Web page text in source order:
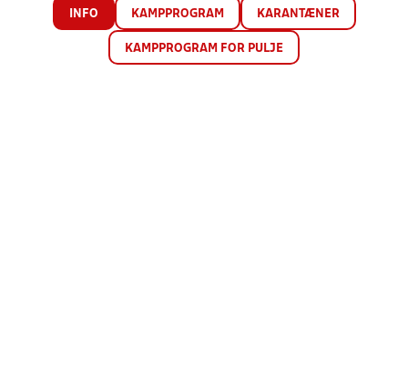
INFO KAMPPROGRAM KARANTÆNER
KAMPPROGRAM FOR PULJE